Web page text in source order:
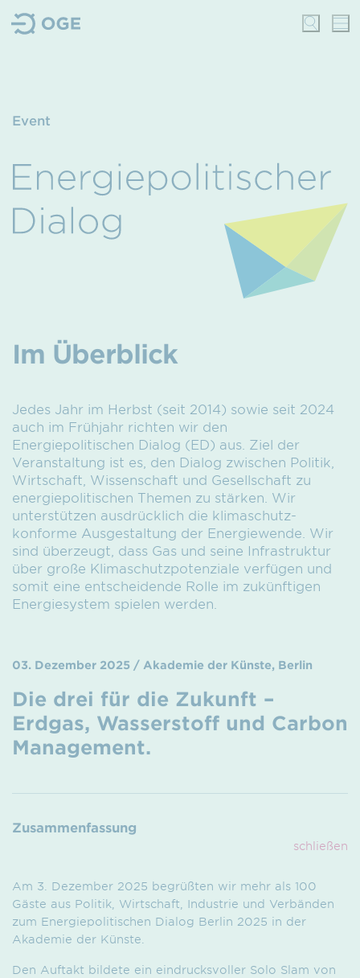
Event
Im Überblick
Jedes Jahr im Herbst (seit 2014) sowie seit 2024
auch im Frühjahr richten wir den
Energiepolitischen Dialog (ED) aus. Ziel der
Veranstaltung ist es, den Dialog zwischen Politik,
Wirtschaft, Wissenschaft und Gesellschaft zu
energie­politischen Themen zu stärken. Wir
unterstützen ausdrücklich die klimaschutz­
konforme Ausgestaltung der Energiewende. Wir
sind überzeugt, dass Gas und seine Infrastruktur
über große Klimaschutz­potenziale verfügen und
somit eine entscheidende Rolle im zukünftigen
Energiesystem spielen werden.
03. Dezember 2025 / Akademie der Künste, Berlin
Die drei für die Zukunft –
Erdgas, Wasserstoff und Carbon
Management.
Zusammenfassung
schließen
Am 3. Dezember 2025 begrüßten wir mehr als 100
Gäste aus Politik, Wirtschaft, Industrie und Verbänden
zum Energiepolitischen Dialog Berlin 2025 in der
Akademie der Künste.
Den Auftakt bildete ein eindrucksvoller Solo Slam von